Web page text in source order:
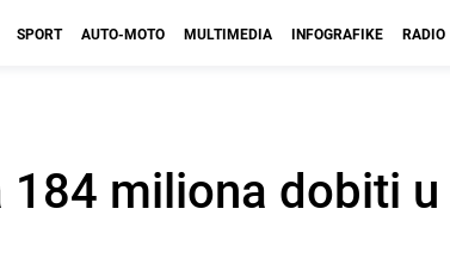
SPORT AUTO-MOTO MULTIMEDIA INFOGRAFIKE RADIO
miliona dobiti